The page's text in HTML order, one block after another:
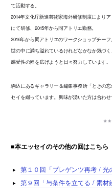
て活動する。
2014年文化庁新進芸術家海外研修制度により
にて研修、2015年から同アトリエ勤務。
2016年から同アトリエのワークショップチーフ
世の中に満ち溢れているけれどなかなか気づ
感受性の幅を広げようと日々努力しています。
駒込にあるギャラリー＆編集事務所「ときの
セイを綴っています。興味が湧いた方は合わせ
■本エッセイのその他の回はこちら
第１０回「ブレゲンツ再考 / 光
第９回「与条件を立てる / 素材